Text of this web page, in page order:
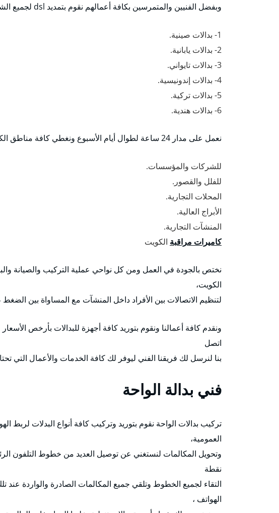
وبفضل الفنيين والمتمرسين بكافة أعمالهم نقوم بتمديد dsl لجميع الشركات، ونوفر كافة الأنواع من البدلات منها:
1- بدالات صينية.
2- بدالات يابانية.
3- بدالات تايواني.
4- بدالات إندونيسية.
5- بدالات تركية.
6- بدالات هندية.
نعمل على مدار 24 ساعة لطوال أيام الأسبوع ونغطي كافة مناطق الكويت بخبرة عريقة في أنظمة البدلات وتوفيرها:
للشركات والمؤسسات.
للفلل والقصور.
المحلات التجارية.
الأبراج العالية.
المنشآت التجارية.
كاميرات مراقبة الكويت
نختص بالجودة في العمل ومن كل نواحي عملية التركيب والصيانة
الكويت،
لتنظيم الاتصالات بين الأفراد داخل المنشآت مع المساواة بين
ونقدم كافة أعمالنا ونقوم بتوريد كافة أجهزة للبدالات بأرخص
اتصل
بنا لنرسل لك فريقنا الفني ليوفر لك كافة الخدمات والأعمال التي
فني بدالة الواحة
تركيب بدالات الواحة نقوم بتوريد وتركيب كافة أنواع البدلات لربط
العمومية،
وتحويل المكالمات لنستغني عن توصيل العديد من خطوط التلفون
نقطة
التقاء لجميع الخطوط وتلقي جميع المكالمات الصادرة والواردة عند
الهواتف ،